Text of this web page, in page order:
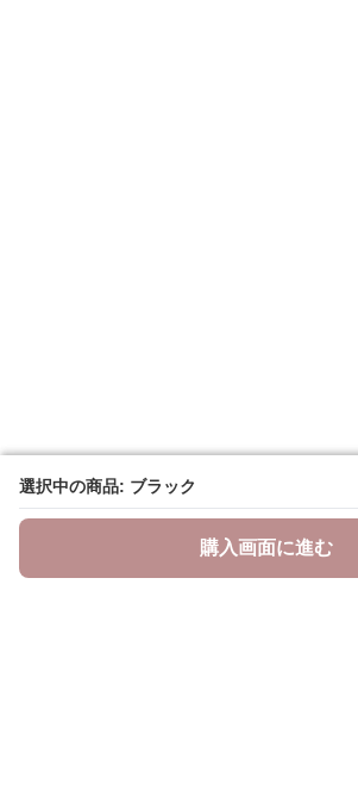
選択中の商品: ブラック
購入画面に進む
選択中の商品: ブラック
購入画面に進む